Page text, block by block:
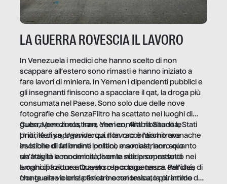
LA GUERRA ROVESCIA IL LAVORO
In Venezuela i medici che hanno scelto di non
scappare all’estero sono rimasti e hanno iniziato a
fare lavori di miniera. In Yemen i dipendenti pubblici e
gli insegnanti finiscono a spacciare il qat, la droga più
consumata nel Paese. Sono solo due delle nove
fotografie che SenzaFiltro ha scattato nei luoghi di
guerra per dimostrare che i conflitti ribaltano le
priorità di sopravvivenza. Il lavoro è l’architrave
invisibile di un ordine politico e sociale, non solo
un’attività economica: diventa nitida soprattutto nei
luoghi di frattura. Questo reportage nasce dall’idea
che guerre e crisi penetrino nel tessuto più intimo
Cuba, Venezuela, Iran, Yemen, Arabia Saudita, Stati
Uniti, Kenya, Uganda: qui non raccontiamo cronache
esotiche di fallimenti lontani, ma mostriamo quanto
sia fragile la modernità, con le sue promesse di
emancipazione attraverso la competenza. Perché, di
fronte alla violenza fisica o economica, la piramide del